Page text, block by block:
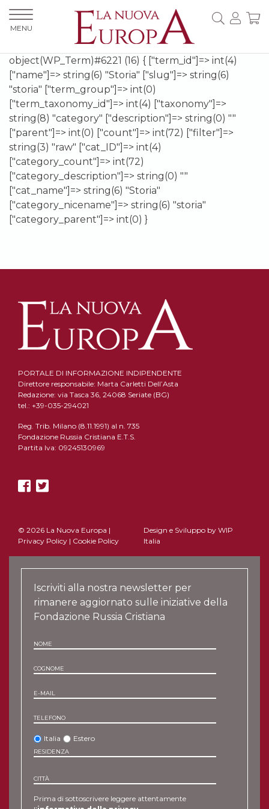
object(WP_Term)#6221 (16) { ["term_id"]=> int(4)
["name"]=> string(6) "Storia" ["slug"]=> string(6)
"storia" ["term_group"]=> int(0)
["term_taxonomy_id"]=> int(4) ["taxonomy"]=>
string(8) "category" ["description"]=> string(0) ""
["parent"]=> int(0) ["count"]=> int(72) ["filter"]=>
string(3) "raw" ["cat_ID"]=> int(4)
["category_count"]=> int(72)
["category_description"]=> string(0) ""
["cat_name"]=> string(6) "Storia"
["category_nicename"]=> string(6) "storia"
["category_parent"]=> int(0) }
PORTALE DI INFORMAZIONE INDIPENDENTE
Direttore responsabile: Marta Carletti Dell’Asta
Redazione: via Tasca 36, 24068 Seriate (BG)
tel.: +39-035-294021
Reg. Trib. Milano (8.11.1991) al n. 735
Fondazione Russia Cristiana E.T.S.
Partita Iva: 09245130969
© 2026 La Nuova Europa |
Privacy Policy | Cookie Policy
Design e Sviluppo by WIP
Italia
Iscriviti alla nostra newsletter per
rimanere aggiornato sulle iniziative della
Fondazione Russia Cristiana
NOME
COGNOME
E-MAIL
TELEFONO
Italia Estero
RESIDENZA
CITTÀ
Prima di sottoscrivere leggere attentamente
MENU